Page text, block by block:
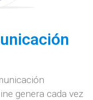
genera cada vez